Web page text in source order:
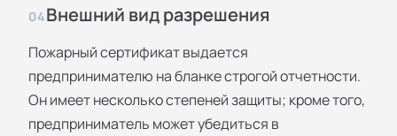
04Внешний вид разрешения
Пожарный сертификат выдается
предпринимателю на бланке строгой отчетности.
Он имеет несколько степеней защиты; кроме того,
предприниматель может убедиться в